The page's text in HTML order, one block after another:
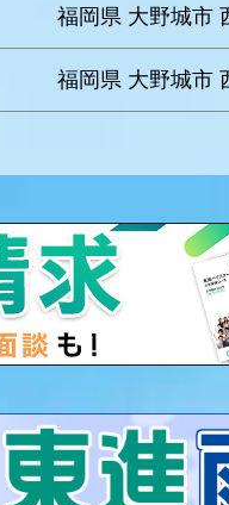
福岡県 大野城市
福岡県 大野城市